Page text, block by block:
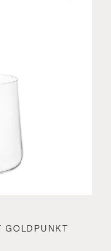
GOLDPUNKT